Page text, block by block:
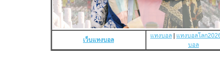
เว็บแทงบอล
แทงบอล
แทงบอลโลก
บอล